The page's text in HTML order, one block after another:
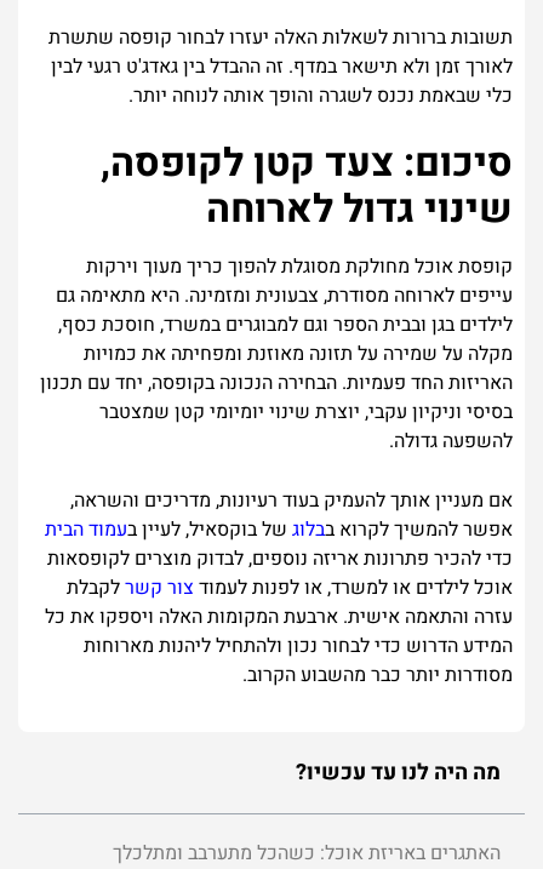
תשובות ברורות לשאלות האלה יעזרו לבחור קופסה שתשרת
לאורך זמן ולא תישאר במדף. זה ההבדל בין גאדג'ט רגעי לבין
כלי שבאמת נכנס לשגרה והופך אותה לנוחה יותר.
סיכום: צעד קטן לקופסה,
שינוי גדול לארוחה
קופסת אוכל מחולקת מסוגלת להפוך כריך מעוך וירקות
עייפים לארוחה מסודרת, צבעונית ומזמינה. היא מתאימה גם
לילדים בגן ובבית הספר וגם למבוגרים במשרד, חוסכת כסף,
מקלה על שמירה על תזונה מאוזנת ומפחיתה את כמויות
האריזות החד פעמיות. הבחירה הנכונה בקופסה, יחד עם תכנון
בסיסי וניקיון עקבי, יוצרת שינוי יומיומי קטן שמצטבר
להשפעה גדולה.
אם מעניין אותך להעמיק בעוד רעיונות, מדריכים והשראה,
אפשר להמשיך לקרוא בבלוג של בוקסאיל, לעיין בעמוד הבית
כדי להכיר פתרונות אריזה נוספים, לבדוק מוצרים לקופסאות
אוכל לילדים או למשרד, או לפנות לעמוד צור קשרלקבלת
עזרה והתאמה אישית. ארבעת המקומות האלה ויספקו את כל
המידע הדרוש כדי לבחור נכון ולהתחיל ליהנות מארוחות
מסודרות יותר כבר מהשבוע הקרוב.
מה היה לנו עד עכשיו?
האתגרים באריזת אוכל: כשהכל מתערבב ומתלכלך